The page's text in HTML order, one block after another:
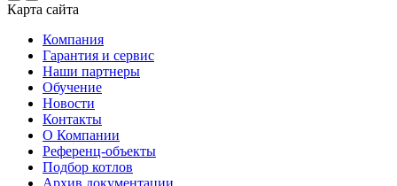
Карта сайта
Компания
Гарантия и сервис
Наши партнеры
Обучение
Новости
Контакты
О Компании
Референц-объекты
Подбор котлов
Архив документации